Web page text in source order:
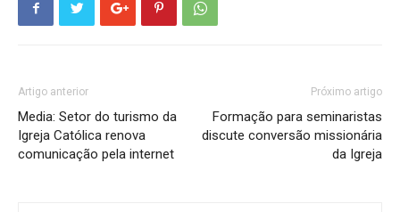
Artigo anterior
Media: Setor do turismo da
Igreja Católica renova
comunicação pela internet
Próximo artigo
Formação para seminaristas
discute conversão missionária
da Igreja